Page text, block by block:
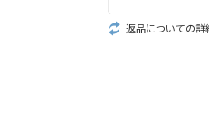
返品についての詳